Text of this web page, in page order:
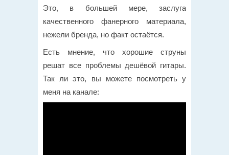
Это, в большей мере, заслуга
качественного фанерного материала,
нежели бренда, но факт остаётся.
Есть мнение, что хорошие струны
решат все проблемы дешёвой гитары.
Так ли это, вы можете посмотреть у
меня на канале: